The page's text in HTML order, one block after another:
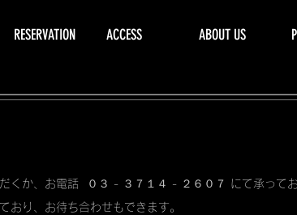
RESERVATION ACCESS ABOUT US
くか、お電話 ０３ - ３７１４ - ２６０７ にて承ってお
おり、お待ち合わせもできます。